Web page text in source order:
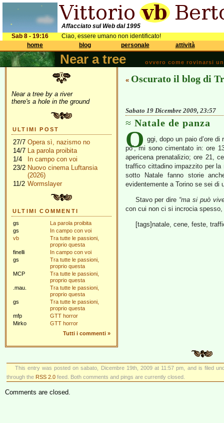
Affacciato sul Web dal 1995
Sab 8 - 19:16
Ciao, essere umano non identificato!
home
blog personale attività
Near a tree ovvero come rovinarsi
Near a tree by a river
there's a hole in the ground
ULTIMI POST
27/7 Opera sì, nazismo no
14/7 La parola proibita
1/4
In campo con voi
23/2 Nuovo cinema Luftansia
(2026)
11/2 Wormslayer
ULTIMI COMMENTI
gs
La parola proibita
gs
In campo con voi
vb
Tra tutte le passioni,
proprio questa
finelli
In campo con voi
gs
Tra tutte le passioni,
proprio questa
MCP
Tra tutte le passioni,
proprio questa
.mau.
Tra tutte le passioni,
proprio questa
gs
Tra tutte le passioni,
proprio questa
mfp
GTT horror
Mirko
GTT horror
Tutti i commenti »
« Oscurato il blog di
Sabato 19 Dicembre 2009, 23:57
Natale de panza
O ggi, dopo un paio d’ore
po’, mi sono cimentato in: ore
apericena prenatalizio; ore 21,
traffico cittadino impazzito per
sotto Natale fanno storie
evidentemente a Torino se sei di
Stavo per dire “ma si può
con cui non ci si incrocia
[tags]natale, cene, feste,
This entry was posted on sabato, Dicembre 19th, 2009 at 11:57 pm, and is filed
through the RSS 2.0 feed. Both comments and pings are currently closed.
Comments are closed.